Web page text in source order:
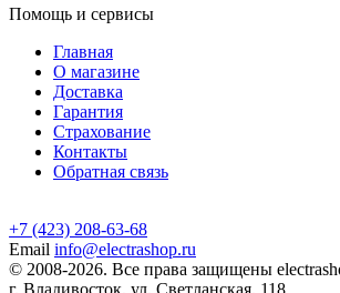
Помощь и сервисы
Главная
О магазине
Доставка
Гарантия
Страхование
Контакты
Обратная связь
+7 (423) 208-63-68
Email info@electrashop.ru
© 2008-2026. Все права защищены